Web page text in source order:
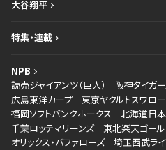
大谷翔平
特集・連載
NPB
読売ジャイアンツ（巨人）
阪神タイガ
広島東洋カープ
東京ヤクルトスワロ
福岡ソフトバンクホークス
北海道日本
千葉ロッテマリーンズ
東北楽天ゴー
オリックス・バファローズ
埼玉西武ラ